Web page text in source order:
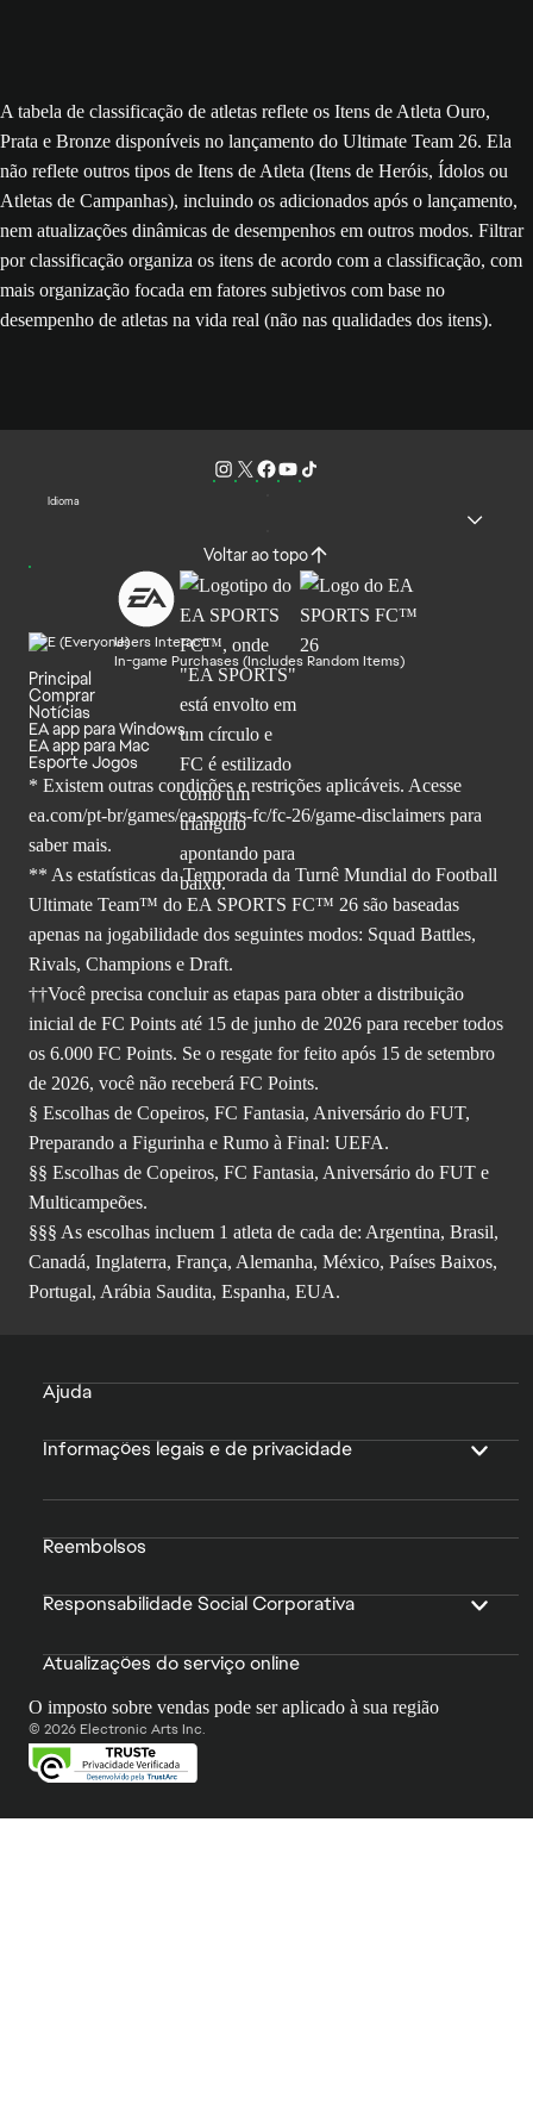
A tabela de classificação de atletas reflete os Itens de Atleta Ouro,
Prata e Bronze disponíveis no lançamento do Ultimate Team 26. Ela
não reflete outros tipos de Itens de Atleta (Itens de Heróis, Ídolos ou
Atletas de Campanhas), incluindo os adicionados após o lançamento,
nem atualizações dinâmicas de desempenhos em outros modos. Filtrar
por classificação organiza os itens de acordo com a classificação, com
mais organização focada em fatores subjetivos com base no
desempenho de atletas na vida real (não nas qualidades dos itens).
Idioma
Voltar ao topo
Users Interact
In-game Purchases (Includes Random Items)
Principal
Comprar
Notícias
EA app para Windows
EA app para Mac
Esporte Jogos
* Existem outras condições e restrições aplicáveis. Acesse
ea.com/pt-br/games/ea-sports-fc/fc-26/game-disclaimers para
saber mais.
** As estatísticas da Temporada da Turnê Mundial do Football
Ultimate Team™ do EA SPORTS FC™ 26 são baseadas
apenas na jogabilidade dos seguintes modos: Squad Battles,
Rivals, Champions e Draft.
††Você precisa concluir as etapas para obter a distribuição
inicial de FC Points até 15 de junho de 2026 para receber todos
os 6.000 FC Points. Se o resgate for feito após 15 de setembro
de 2026, você não receberá FC Points.
§ Escolhas de Copeiros, FC Fantasia, Aniversário do FUT,
Preparando a Figurinha e Rumo à Final: UEFA.
§§ Escolhas de Copeiros, FC Fantasia, Aniversário do FUT e
Multicampeões.
§§§ As escolhas incluem 1 atleta de cada de: Argentina, Brasil,
Canadá, Inglaterra, França, Alemanha, México, Países Baixos,
Portugal, Arábia Saudita, Espanha, EUA.
Ajuda
Informações legais e de privacidade
Reembolsos
Responsabilidade Social Corporativa
Atualizações do serviço online
O imposto sobre vendas pode ser aplicado à sua região
© 2026 Electronic Arts Inc.